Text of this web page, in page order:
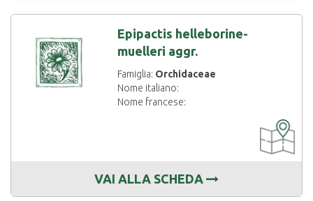
Epipactis helleborine-
muelleri aggr.
Famiglia: Orchidaceae
Nome italiano:
Nome francese:
DISPONIBILE
VAI ALLA SCHEDA